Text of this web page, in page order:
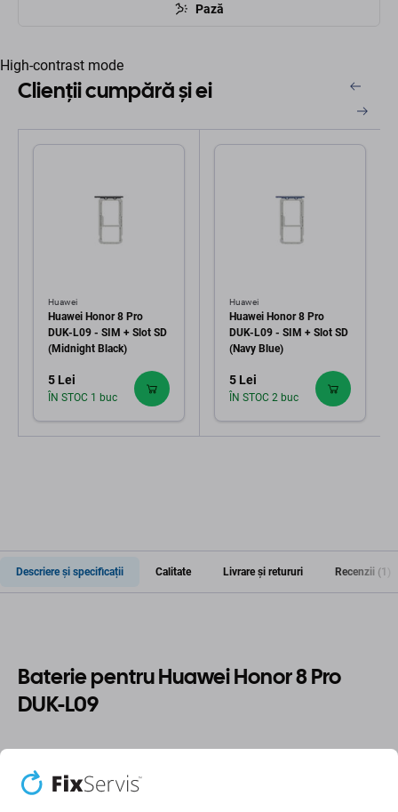
Pază
High-contrast mode
Clienții cumpără și ei
Huawei
Huawei Honor 8 Pro
DUK-L09 - SIM + Slot SD
(Midnight Black)
5 Lei
ÎN STOC 1 buc
Huawei
Huawei Honor 8 Pro
DUK-L09 - SIM + Slot SD
(Navy Blue)
5 Lei
ÎN STOC 2 buc
Descriere și specificații Calitate Livrare și retururi Recenzii (1)
Baterie pentru Huawei Honor 8 Pro
DUK-L09
umflat sau și-a pierdut capacitatea, trebuie înlocuită.